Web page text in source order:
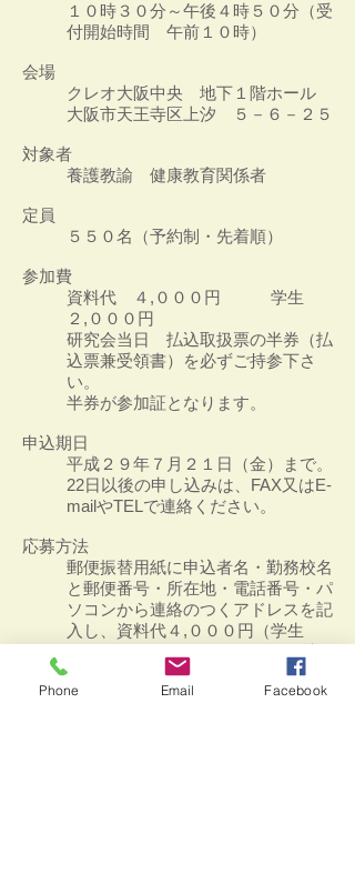
１０時３０分～午後４時５０分（受
付開始時間 午前１０時）
会場
クレオ大阪中央 地下１階ホール
大阪市天王寺区上汐 ５－６－２５
対象者
養護教諭 健康教育関係者
定員
５５０名（予約制・先着順）
参加費
資料代 ４,０００円 学生
２,０００円
研究会当日 払込取扱票の半券（払
込票兼受領書）を必ずご持参下さ
い。
半券が参加証となります。
申込期日
平成２９年７月２１日（金）まで。
22日以後の申し込みは、FAX又はE-
mailやTELで連絡ください。
応募方法
郵便振替用紙に申込者名・勤務校名
と郵便番号・所在地・電話番号・パ
ソコンから連絡のつくアドレスを記
入し、資料代４,０００円（学生
んで下さい。(ゆうちょ銀行の口座
からの振込は、手数料0円ですが、
Phone Email Facebook